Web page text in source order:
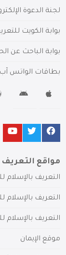
لجنة الدعوة
بوابة الكويت
بوابة الباحث عن
بطاقات الواتس آب
مواقع التعريف
التعريف بالإسلام
التعريف بالإسلام
التعريف بالإسلام
موقع الإيمان